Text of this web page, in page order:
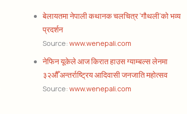
बेलायतमा नेपाली कथानक चलचित्र ‘गौथली’को भव्य
प्रदर्शन
Source: www.wenepali.com
नेफिन यूकेले आज किरात हाउस ग्याम्बल्स लेनमा
३२औँ अन्तर्राष्ट्रिय आदिवासी जनजाति महोत्सव
Source: www.wenepali.com